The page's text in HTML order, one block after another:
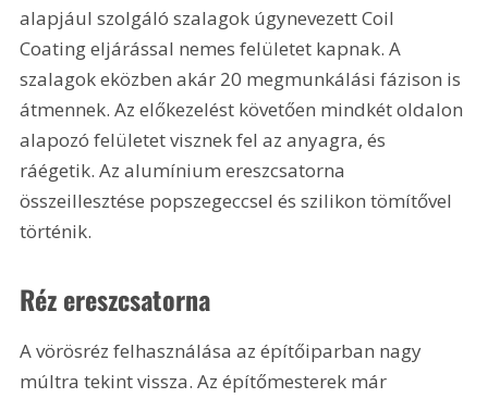
alapjául szolgáló szalagok úgynevezett Coil
Coating eljárással nemes felületet kapnak. A
szalagok eközben akár 20 megmunkálási fázison is
átmennek. Az előkezelést követően mindkét oldalon
alapozó felületet visznek fel az anyagra, és
ráégetik. Az alumínium ereszcsatorna
összeillesztése popszegeccsel és szilikon tömítővel
történik.
Réz ereszcsatorna
A vörösréz felhasználása az építőiparban nagy
múltra tekint vissza. Az építőmesterek már